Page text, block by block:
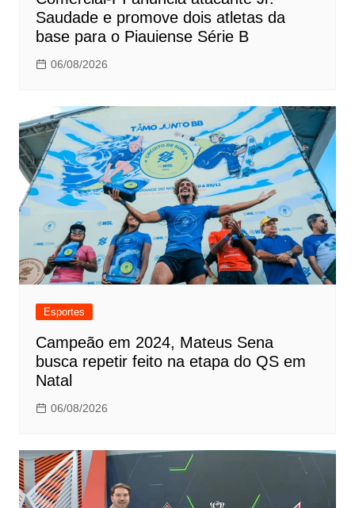
Saudade e promove dois atletas da
base para o Piauiense Série B
06/08/2026
Esportes
Campeão em 2024, Mateus Sena
busca repetir feito na etapa do QS em
Natal
06/08/2026